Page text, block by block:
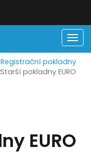
Registrační pokladny
Starší pokladny EURO
EURO